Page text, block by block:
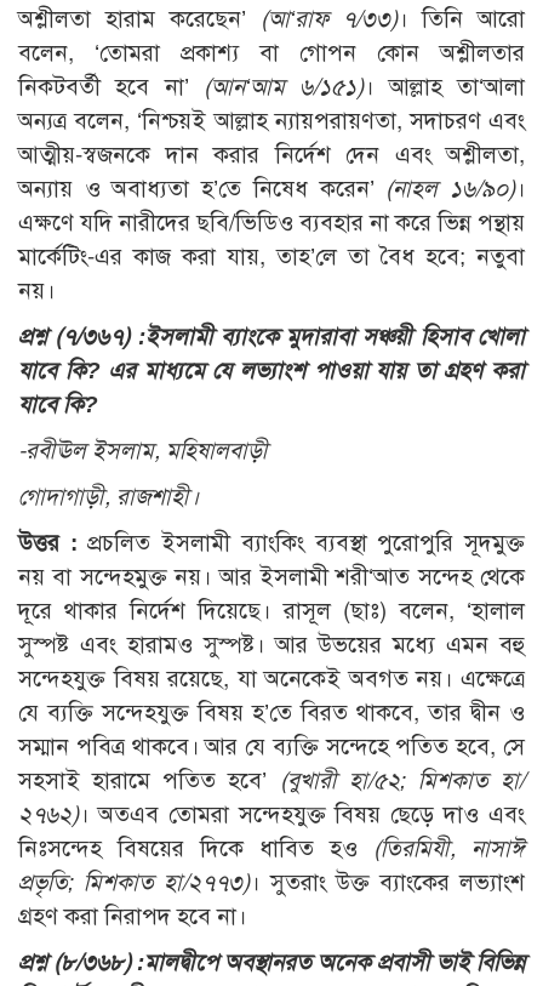
অশ্লীলতা হারাম করেছেন’
(আ‘রাফ ৭/৩৩)। তিনি আরো
বলেন, ‘তোমরা প্রকাশ্য বা গোপন কোন অশ্লীলতার
নিকটবর্তী হবে না’ (আন‘আম ৬/১৫১)। আল্লাহ তা‘আলা
অন্যত্র বলেন, ‘নিশ্চয়ই আল্লাহ ন্যায়পরায়ণতা, সদাচরণ এবং
আত্মীয়-স্বজনকে দান করার নির্দেশ দেন এবং অশ্লীলতা,
অন্যায় ও অবাধ্যতা হ’তে নিষেধ করেন’ (নাহল ১৬/৯০)।
এক্ষণে যদি নারীদের ছবি/ভিডিও ব্যবহার না করে ভিন্ন পন্থায়
মার্কেটিং-এর কাজ করা যায়, তাহ’লে তা বৈধ হবে; নতুবা
নয়।
প্রশ্ন (৭/৩৬৭) :ইসলামী ব্যাংকে মুদারাবা সঞ্চয়ী হিসাব খোলা
যাবে কি? এর মাধ্যমে যে লভ্যাংশ পাওয়া যায় তা গ্রহণ করা
যাবে কি?
-রবীঊল ইসলাম, মহিষালবাড়ী
গোদাগাড়ী, রাজশাহী।
উত্তর :প্রচলিত ইসলামী ব্যাংকিং ব্যবস্থা পুরোপুরি সূদমুক্ত
নয় বা সন্দেহমুক্ত নয়। আর ইসলামী শরী‘আত সন্দেহ থেকে
দূরে থাকার নির্দেশ দিয়েছে। রাসূল (ছাঃ) বলেন, ‘হালাল
সুস্পষ্ট এবং হারামও সুস্পষ্ট। আর উভয়ের মধ্যে এমন বহু
সন্দেহযুক্ত বিষয় রয়েছে, যা অনেকেই অবগত নয়। এক্ষেত্রে
যে ব্যক্তি সন্দেহযুক্ত বিষয় হ’তে বিরত থাকবে, তার দ্বীন ও
সম্মান পবিত্র থাকবে। আর যে ব্যক্তি সন্দেহে পতিত হবে, সে
সহসাই হারামে পতিত হবে’
(বুখারী হা/৫২; মিশকাত হা/
২৭৬২)। অতএব তোমরা সন্দেহযুক্ত বিষয় ছেড়ে দাও এবং
নিঃসন্দেহ বিষয়ের দিকে ধাবিত হও (তিরমিযী, নাসাঈ
প্রভৃতি; মিশকাত হা/২৭৭৩)। সুতরাং উক্ত ব্যাংকের লভ্যাংশ
গ্রহণ করা নিরাপদ হবে না।
প্রশ্ন (৮/৩৬৮) :মালদ্বীপে অবস্থানরত অনেক প্রবাসী ভাই বিভিন্ন